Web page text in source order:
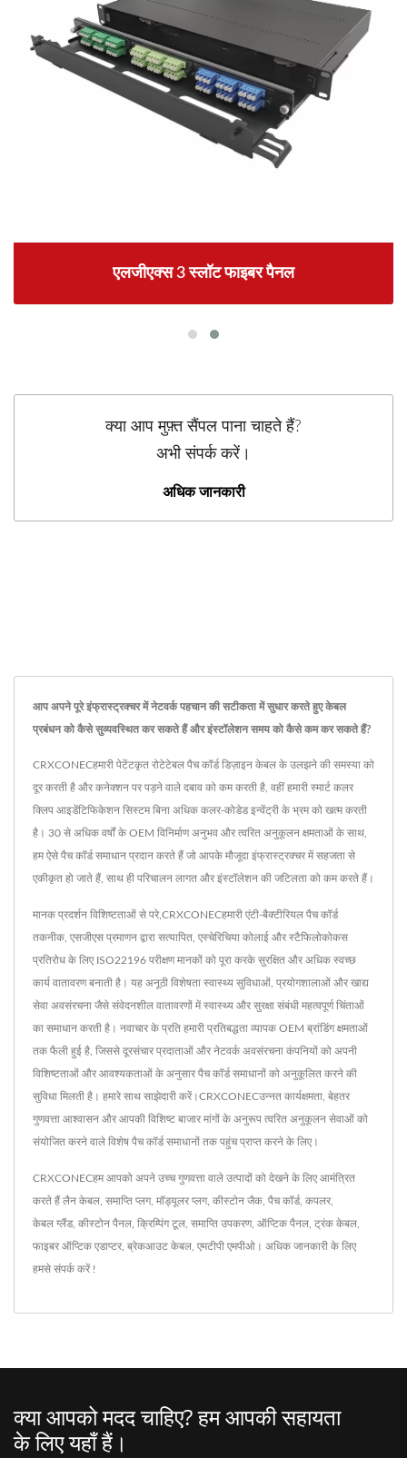
एलजीएक्स 3 स्लॉट फाइबर पैनल
क्या आप मुफ़्त सैंपल पाना चाहते हैं?
अभी संपर्क करें।
अधिक जानकारी
आप अपने पूरे इंफ्रास्ट्रक्चर में नेटवर्क पहचान की सटीकता में सुधार करते हुए केबल
प्रबंधन को कैसे सुव्यवस्थित कर सकते हैं और इंस्टॉलेशन समय को कैसे कम कर सकते हैं?
CRXCONECहमारी पेटेंटकृत रोटेटेबल पैच कॉर्ड डिज़ाइन केबल के उलझने की समस्या को
दूर करती है और कनेक्शन पर पड़ने वाले दबाव को कम करती है, वहीं हमारी स्मार्ट कलर
क्लिप आइडेंटिफिकेशन सिस्टम बिना अधिक कलर-कोडेड इन्वेंट्री के भ्रम को खत्म करती
है। 30 से अधिक वर्षों के OEM विनिर्माण अनुभव और त्वरित अनुकूलन क्षमताओं के साथ,
हम ऐसे पैच कॉर्ड समाधान प्रदान करते हैं जो आपके मौजूदा इंफ्रास्ट्रक्चर में सहजता से
एकीकृत हो जाते हैं, साथ ही परिचालन लागत और इंस्टॉलेशन की जटिलता को कम करते हैं।
मानक प्रदर्शन विशिष्टताओं से परे,CRXCONECहमारी एंटी-बैक्टीरियल पैच कॉर्ड
तकनीक, एसजीएस प्रमाणन द्वारा सत्यापित, एस्चेरिचिया कोलाई और स्टैफिलोकोकस
प्रतिरोध के लिए ISO22196 परीक्षण मानकों को पूरा करके सुरक्षित और अधिक स्वच्छ
कार्य वातावरण बनाती है। यह अनूठी विशेषता स्वास्थ्य सुविधाओं, प्रयोगशालाओं और खाद्य
सेवा अवसंरचना जैसे संवेदनशील वातावरणों में स्वास्थ्य और सुरक्षा संबंधी महत्वपूर्ण चिंताओं
का समाधान करती है। नवाचार के प्रति हमारी प्रतिबद्धता व्यापक OEM ब्रांडिंग क्षमताओं
तक फैली हुई है, जिससे दूरसंचार प्रदाताओं और नेटवर्क अवसंरचना कंपनियों को अपनी
विशिष्टताओं और आवश्यकताओं के अनुसार पैच कॉर्ड समाधानों को अनुकूलित करने की
सुविधा मिलती है। हमारे साथ साझेदारी करें।CRXCONECउन्नत कार्यक्षमता, बेहतर
गुणवत्ता आश्वासन और आपकी विशिष्ट बाजार मांगों के अनुरूप त्वरित अनुकूलन सेवाओं को
संयोजित करने वाले विशेष पैच कॉर्ड समाधानों तक पहुंच प्राप्त करने के लिए।
CRXCONECहम आपको अपने उच्च गुणवत्ता वाले उत्पादों को देखने के लिए आमंत्रित
करते हैं लैन केबल समाप्ति प्लग, मॉड्यूलर प्लग, कीस्टोन जैक पैच कॉर्ड, कपलर,
केबल ग्लैंड, कीस्टोन पैनल क्रिम्पिंग टूल समाप्ति उपकरण, ऑप्टिक पैनल ट्रंक केबल
फाइबर ऑप्टिक एडाप्टर, ब्रेकआउट केबल एमटीपी एमपीओ । अधिक जानकारी के लिए
हमसे संपर्क करें !
क्या आपको मदद चाहिए? हम आपकी सहायता
के लिए यहाँ हैं।